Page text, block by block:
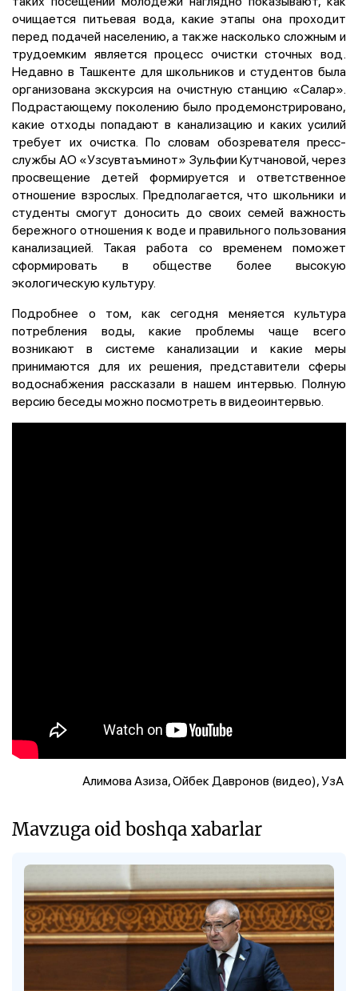
очищается питьевая вода, какие этапы она проходит
перед подачей населению, а также насколько сложным и
трудоемким является процесс очистки сточных вод.
Недавно в Ташкенте для школьников и студентов была
организована экскурсия на очистную станцию «Салар».
Подрастающему поколению было продемонстрировано,
какие отходы попадают в канализацию и каких усилий
требует их очистка. По словам обозревателя пресс-
службы АО «Узсувтаъминот» Зульфии Кутчановой, через
просвещение детей формируется и ответственное
отношение взрослых. Предполагается, что школьники и
студенты смогут доносить до своих семей важность
бережного отношения к воде и правильного пользования
канализацией. Такая работа со временем поможет
сформировать в обществе более высокую
экологическую культуру.
Подробнее о том, как сегодня меняется культура
потребления воды, какие проблемы чаще всего
возникают в системе канализации и какие меры
принимаются для их решения, представители сферы
водоснабжения рассказали в нашем интервью. Полную
версию беседы можно посмотреть в видеоинтервью.
Алимова Азиза, Ойбек Давронов (видео), УзА
Mavzuga oid boshqa xabarlar